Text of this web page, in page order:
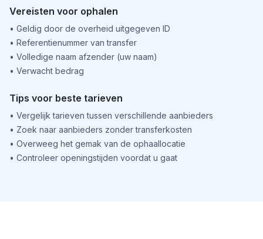
Vereisten voor ophalen
• Geldig door de overheid uitgegeven ID
• Referentienummer van transfer
• Volledige naam afzender (uw naam)
• Verwacht bedrag
Tips voor beste tarieven
• Vergelijk tarieven tussen verschillende aanbieders
• Zoek naar aanbieders zonder transferkosten
• Overweeg het gemak van de ophaallocatie
• Controleer openingstijden voordat u gaat